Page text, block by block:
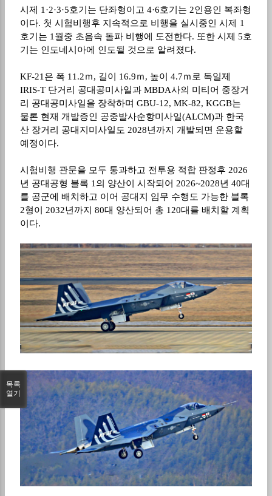
시제 1·2·3·5호기는 단좌형이고 4·6호기는 2인용인 복좌형
이다. 첫 시험비행후 지속적으로 비행을 실시중인 시제 1
호기는 1월중 초음속 돌파 비행에 도전한다. 또한 시제 5호
기는 인도네시아에 인도될 것으로 알려졌다.
KF-21은 폭 11.2ｍ, 길이 16.9ｍ, 높이 4.7ｍ로 독일제
IRIS-T 단거리 공대공미사일과 MBDA사의 미티어 중장거
리 공대공미사일을 장착하며 GBU-12, MK-82, KGGB는
물론 현재 개발증인 공중발사순항미사일(ALCM)과 한국
산 장거리 공대지미사일도 2028년까지 개발되면 운용할
예정이다.
시험비행 관문을 모두 통과하고 전투용 적합 판정후 2026
년 공대공형 블록 1의 양산이 시작되어 2026~2028년 40대
를 공군에 배치하고 이어 공대지 임무 수행도 가능한 블록
2형이 2032년까지 80대 양산되어 총 120대를 배치할 계획
이다.
목록
열기